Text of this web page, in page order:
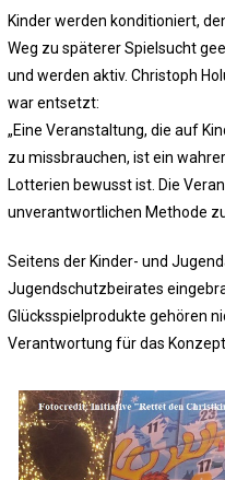
Kinder werden konditioniert,
Weg zu späterer Spielsucht
und werden aktiv. Christoph
war entsetzt:
„Eine Veranstaltung, die auf
zu missbrauchen, ist ein
Lotterien bewusst ist. Die
unverantwortlichen Methode
Seitens der Kinder- und
Jugendschutzbeirates
Glücksspielprodukte gehören
Verantwortung für das Konzept